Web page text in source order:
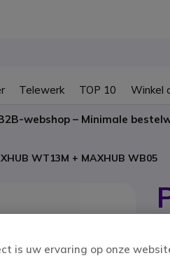
Telewerk TOP 10 Winkel
webshop – Minimale
WT13M + MAXHUB WB05
is uw ervaring op onze